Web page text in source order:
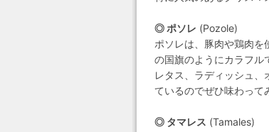
◎ ポソレ (Pozole)
ポソレは、豚肉や鶏肉を
の国旗のようにカラフル
レタス、ラディッシュ
ているのでぜひ味わって
◎ タマレス (Tamales)